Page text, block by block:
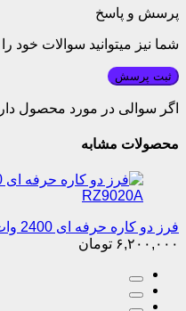
پرسش و پاسخ
شما نیز میتوانید سوالات خود
ثبت پرسش
اگر سوالی در مورد محصول
محصولات مشابه
فرز دو کاره حرفه ای 2400 وات ریباز مدل RZ9020A
۶,۲۰۰,۰۰۰ تومان